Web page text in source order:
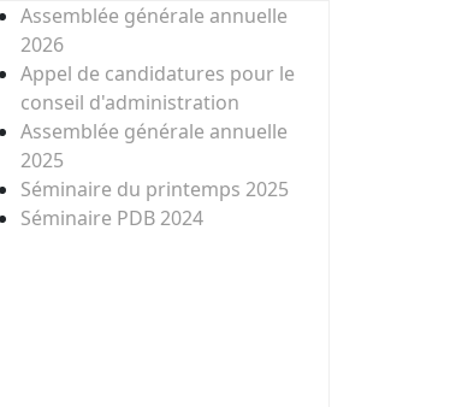
Assemblée générale annuelle
2026
Appel de candidatures pour le
conseil d'administration
Assemblée générale annuelle
2025
Séminaire du printemps 2025
Séminaire PDB 2024